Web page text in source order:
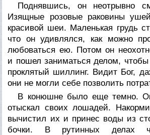
Поднявшись, он неотрывно
Изящные розовые раковины
красивой шеи. Маленькая грудь
что он удивлялся, как можно
любоваться ею. Потом он
и пошел заниматься делом, чтобы
проклятый шиллинг. Видит Бог,
они не могли себе позволить
В конюшне было еще темно.
отыскал своих лошадей.
вычистил их и принес воды из
бочки. В рутинных делах